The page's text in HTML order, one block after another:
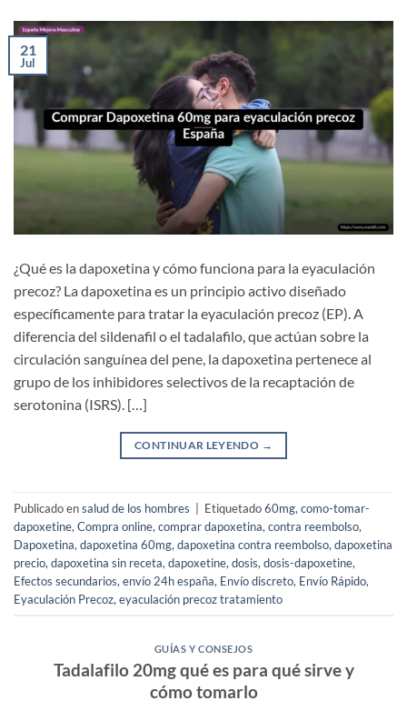
21
Jul
¿Qué es la dapoxetina y cómo funciona para la eyaculación
precoz? La dapoxetina es un principio activo diseñado
específicamente para tratar la eyaculación precoz (EP). A
diferencia del sildenafil o el tadalafilo, que actúan sobre la
circulación sanguínea del pene, la dapoxetina pertenece al
grupo de los inhibidores selectivos de la recaptación de
serotonina (ISRS). […]
CONTINUAR LEYENDO →
Publicado ensalud de los hombres | Etiquetado60mg, como-tomar-
dapoxetine, Compra online, comprar dapoxetina, contra reembolso,
Dapoxetina, dapoxetina 60mg, dapoxetina contra reembolso, dapoxetina
precio, dapoxetina sin receta, dapoxetine, dosis, dosis-dapoxetine,
Efectos secundarios, envío 24h españa, Envío discreto, Envío Rápido,
Eyaculación Precoz, eyaculación precoz tratamiento
GUÍAS Y CONSEJOS
Tadalafilo 20mg qué es para qué sirve y
cómo tomarlo